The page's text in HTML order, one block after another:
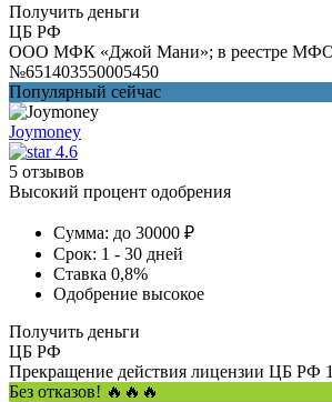
Получить деньги
ЦБ РФ
ООО МФК «Джой Мани»; в реестре
№651403550005450
Популярный сейчас
Joymoney
4.6
5 отзывов
Высокий процент одобрения
Сумма: до 30000 ₽
Срок: 1 - 30 дней
Ставка 0,8%
Одобрение высокое
Получить деньги
ЦБ РФ
Прекращение действия лицензии ЦБ РФ
Без отказов! 🔥🔥🔥